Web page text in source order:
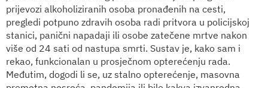
prijevozi alkoholiziranih osoba pronađenih na cesti,
pregledi potpuno zdravih osoba radi pritvora u policijskoj
stanici, panični napadaji ili osobe zatečene mrtve nakon
više od 24 sati od nastupa smrti. Sustav je, kako sam i
rekao, funkcionalan u prosječnom opterećenju rada.
Međutim, dogodi li se, uz stalno opterećenje, masovna